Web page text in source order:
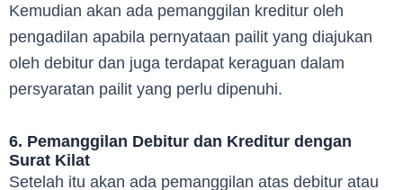
Kemudian akan ada pemanggilan kreditur oleh
pengadilan apabila pernyataan pailit yang diajukan
oleh debitur dan juga terdapat keraguan dalam
persyaratan pailit yang perlu dipenuhi.
6. Pemanggilan Debitur dan Kreditur dengan
Surat Kilat
Setelah itu akan ada pemanggilan atas debitur atau